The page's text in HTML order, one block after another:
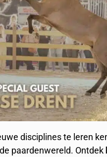
disciplines te leren
paardenwereld. Ontdek